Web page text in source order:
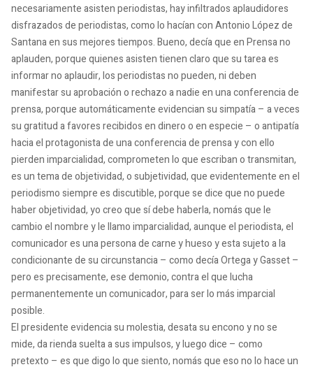
necesariamente asisten periodistas, hay infiltrados aplaudidores
disfrazados de periodistas, como lo hacían con Antonio López de
Santana en sus mejores tiempos. Bueno, decía que en Prensa no
aplauden, porque quienes asisten tienen claro que su tarea es
informar no aplaudir, los periodistas no pueden, ni deben
manifestar su aprobación o rechazo a nadie en una conferencia de
prensa, porque automáticamente evidencian su simpatía – a veces
su gratitud a favores recibidos en dinero o en especie – o antipatía
hacia el protagonista de una conferencia de prensa y con ello
pierden imparcialidad, comprometen lo que escriban o transmitan,
es un tema de objetividad, o subjetividad, que evidentemente en el
periodismo siempre es discutible, porque se dice que no puede
haber objetividad, yo creo que sí debe haberla, nomás que le
cambio el nombre y le llamo imparcialidad, aunque el periodista, el
comunicador es una persona de carne y hueso y esta sujeto a la
condicionante de su circunstancia – como decía Ortega y Gasset –
pero es precisamente, ese demonio, contra el que lucha
permanentemente un comunicador, para ser lo más imparcial
posible.
El presidente evidencia su molestia, desata su encono y no se
mide, da rienda suelta a sus impulsos, y luego dice – como
pretexto – es que digo lo que siento, nomás que eso no lo hace un